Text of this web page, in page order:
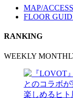
MAP/ACCESS
FLOOR
RANKING
WEEKLY